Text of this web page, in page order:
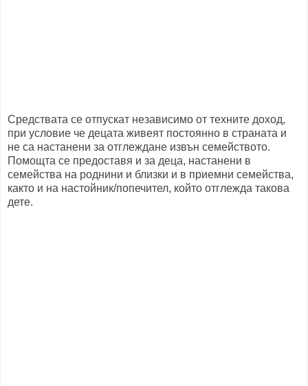
Средствата се отпускат независимо от техните доход,
при условие че децата живеят постоянно в страната и
не са настанени за отглеждане извън семейството.
Помощта се предоставя и за деца, настанени в
семейства на роднини и близки и в приемни семейства,
както и на настойник/попечител, който отглежда такова
дете.